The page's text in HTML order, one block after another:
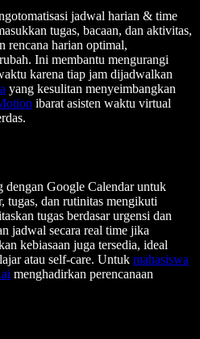
jadwal harian & time
tugas, bacaan, dan aktivitas,
rencana harian optimal,
Ini membantu mengurangi
karena tiap jam dijadwalkan
yang kesulitan menyeimbangkan
ibarat asisten waktu virtual
dengan Google Calendar untuk
tugas, dan rutinitas mengikuti
tugas berdasar urgensi dan
jadwal secara real time jika
kebiasaan juga tersedia, ideal
atau self-care. Untuk mahasiswa
menghadirkan perencanaan